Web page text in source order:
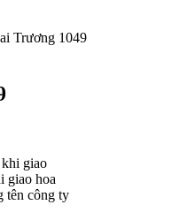
Trương 1049
giao
giao hoa
tên công ty